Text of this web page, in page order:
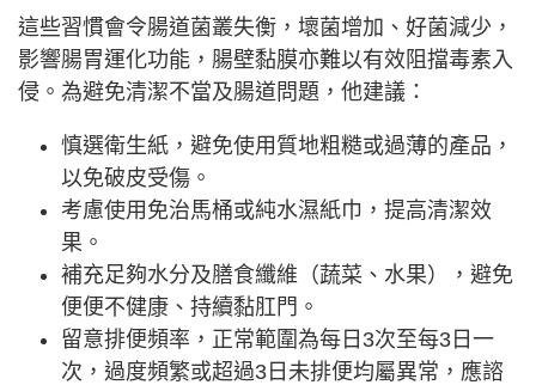
這些習慣會令腸道菌叢失衡，壞菌增加、好菌減少，
影響腸胃運化功能，腸壁黏膜亦難以有效阻擋毒素入
侵。為避免清潔不當及腸道問題，他建議：
慎選衛生紙，避免使用質地粗糙或過薄的產品，
以免破皮受傷。
考慮使用免治馬桶或純水濕紙巾，提高清潔效
果。
補充足夠水分及膳食纖維（蔬菜、水果），避免
便便不健康、持續黏肛門。
留意排便頻率，正常範圍為每日3次至每3日一
次，過度頻繁或超過3日未排便均屬異常，應諮